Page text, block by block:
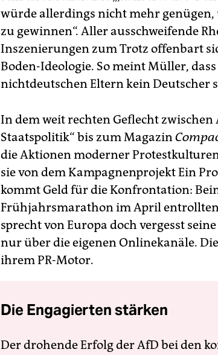
würde allerdings nicht mehr genügen,
zu gewinnen“. Aller ausschweifende
Inszenierungen zum Trotz offenbart
Boden-Ideologie. So meint Müller,
nichtdeutschen Eltern kein Deutscher
In dem weit rechten Geflecht
Staatspolitik“ bis zum Magazin
die Aktionen moderner
sie von dem Kampagnenprojekt Ein
kommt Geld für die Konfrontation:
Frühjahrsmarathon im April entrollten
sprecht von Europa doch vergesst
nur über die eigenen Onlinekanäle.
ihrem PR-Motor.
Die Engagierten stärken
Der drohende Erfolg der AfD bei den